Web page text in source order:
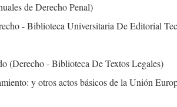
de Derecho Penal)
- Biblioteca Universitaria De Editorial
(Derecho - Biblioteca De Textos Legales)
y otros actos básicos de la Unión